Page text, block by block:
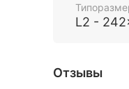
L2 -
Отзывы